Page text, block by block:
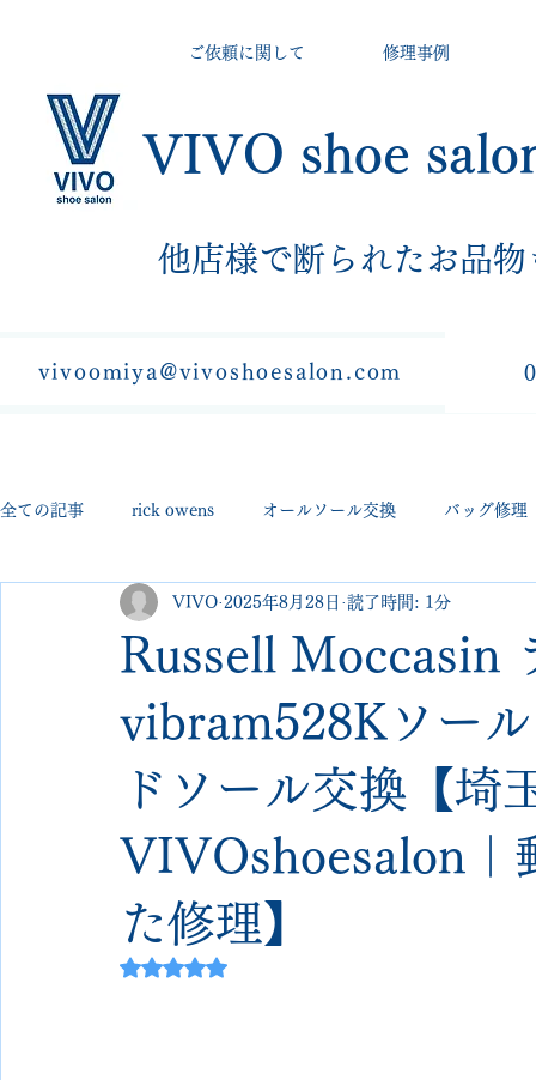
VIVO shoe
他店様で断られたお品物
ご依頼に関して 修理事例
vivoomiya@vivoshoesalon.com
全ての記事 rick owens オールソール交換 バッグ修理
george cleverley Christian louboutin allen edmonds
jimmy choo クリーニング•撥水コーテ
edward green george cox hermes
Russell Moccasin
vibram528Kソー
ドソール交換【埼
VIVOshoesalon｜
た修理】
VIVO 2025年8月28日 読了時間: 1分
5つ星のうちNaNと評価されています。